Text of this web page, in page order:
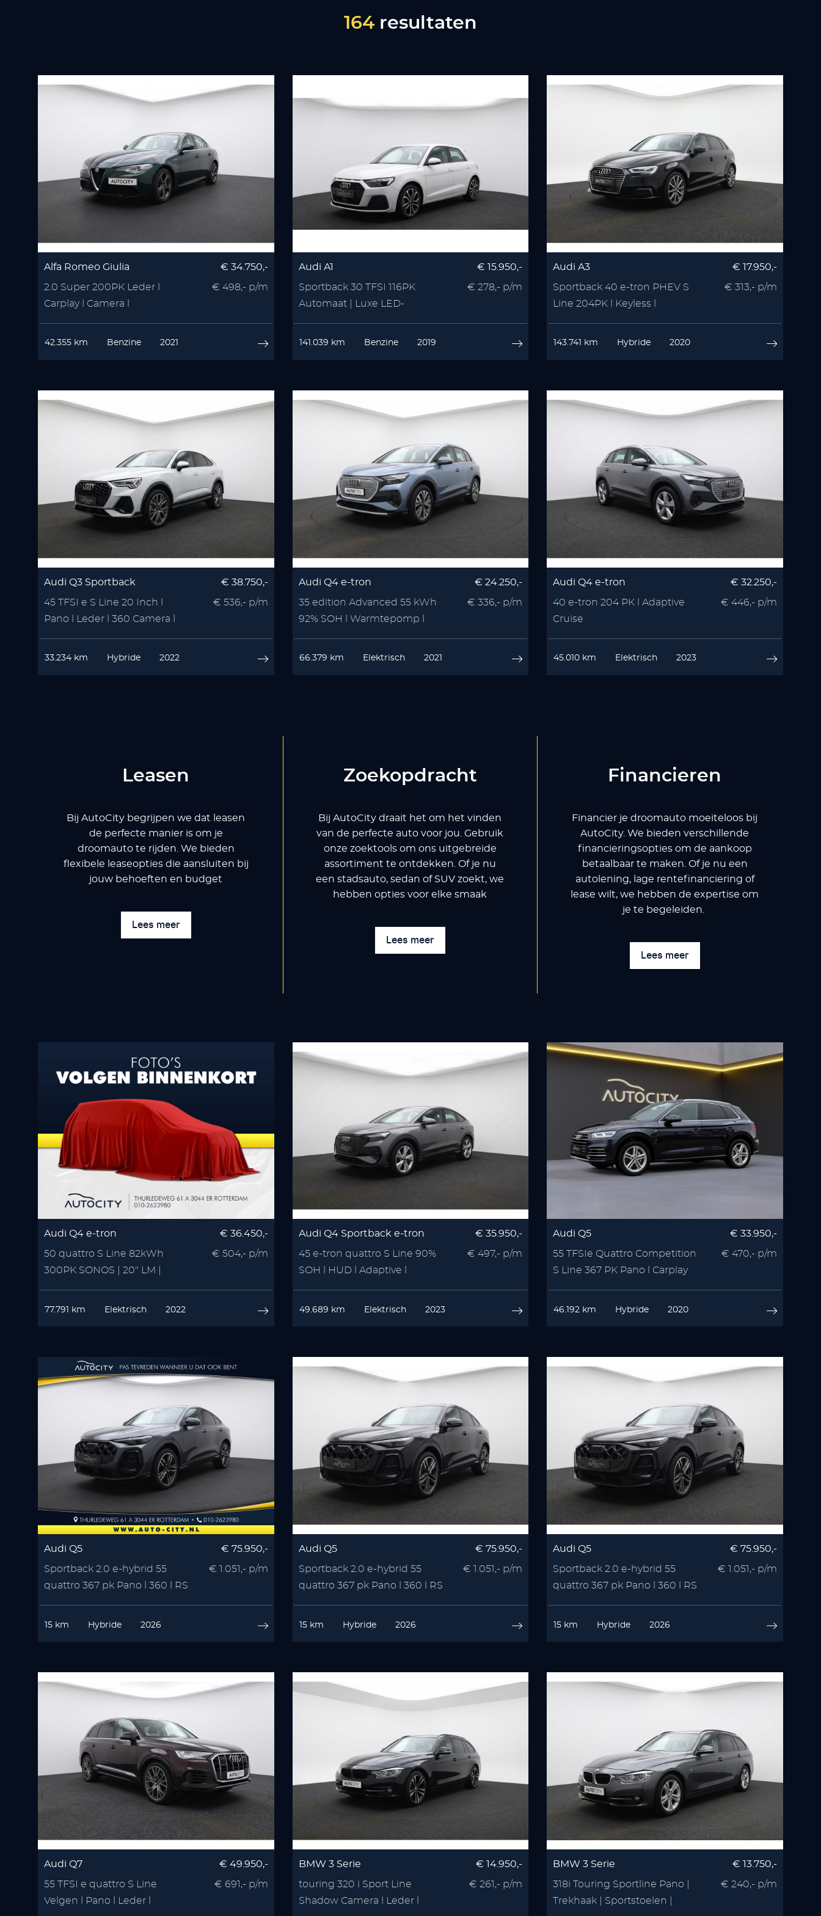
164 resultaten
Alfa Romeo Giulia
2.0 Super 200PK Leder l
Carplay l Camera l
€ 34.750,-
€ 498,- p/m
42.355 km Benzine 2021
Audi A1
Sportback 30 TFSI 116PK
Automaat | Luxe LED-
€ 15.950,-
€ 278,- p/m
141.039 km Benzine 2019
Audi A3
Sportback 40 e-tron PHEV S
Line 204PK l Keyless l
€ 17.950,-
€ 313,- p/m
143.741 km Hybride 2020
Audi Q3 Sportback
45 TFSI e S Line 20 Inch l
Pano l Leder l 360 Camera l
€ 38.750,-
€ 536,- p/m
33.234 km Hybride 2022
Audi Q4 e-tron
35 edition Advanced 55 kWh
92% SOH l Warmtepomp l
€ 24.250,-
€ 336,- p/m
66.379 km Elektrisch 2021
Audi Q4 e-tron
40 e-tron 204 PK l Adaptive
Cruise
€ 32.250,-
€ 446,- p/m
45.010 km Elektrisch 2023
Leasen
Bij AutoCity begrijpen we dat leasen
de perfecte manier is om je
droomauto te rijden. We bieden
flexibele leaseopties die aansluiten bij
jouw behoeften en budget
Lees meer
Zoekopdracht
Bij AutoCity draait het om het vinden
van de perfecte auto voor jou. Gebruik
onze zoektools om ons uitgebreide
assortiment te ontdekken. Of je nu
een stadsauto, sedan of SUV zoekt, we
hebben opties voor elke smaak
Lees meer
Financieren
Financier je droomauto moeiteloos bij
AutoCity. We bieden verschillende
financieringsopties om de aankoop
betaalbaar te maken. Of je nu een
autolening, lage rentefinanciering of
lease wilt, we hebben de expertise om
je te begeleiden.
Lees meer
Audi Q4 e-tron
50 quattro S Line 82kWh
300PK SONOS | 20" LM |
€ 36.450,-
€ 504,- p/m
77.791 km Elektrisch 2022
Audi Q4 Sportback e-tron
45 e-tron quattro S Line 90%
SOH l HUD l Adaptive l
€ 35.950,-
€ 497,- p/m
49.689 km Elektrisch 2023
Audi Q5
55 TFSIe Quattro Competition
S Line 367 PK Pano l Carplay
€ 33.950,-
€ 470,- p/m
46.192 km Hybride 2020
Audi Q5
Sportback 2.0 e-hybrid 55
quattro 367 pk Pano l 360 l RS
€ 75.950,-
€ 1.051,- p/m
15 km Hybride 2026
Audi Q5
Sportback 2.0 e-hybrid 55
quattro 367 pk Pano l 360 l RS
€ 75.950,-
€ 1.051,- p/m
15 km Hybride 2026
Audi Q5
Sportback 2.0 e-hybrid 55
quattro 367 pk Pano l 360 l RS
€ 75.950,-
€ 1.051,- p/m
15 km Hybride 2026
Audi Q7
55 TFSI e quattro S Line
Velgen l Pano l Leder l
€ 49.950,-
€ 691,- p/m
BMW 3 Serie
touring 320 i Sport Line
Shadow Camera l Leder l
€ 14.950,-
€ 261,- p/m
BMW 3 Serie
318i Touring Sportline Pano |
Trekhaak | Sportstoelen |
€ 13.750,-
€ 240,- p/m